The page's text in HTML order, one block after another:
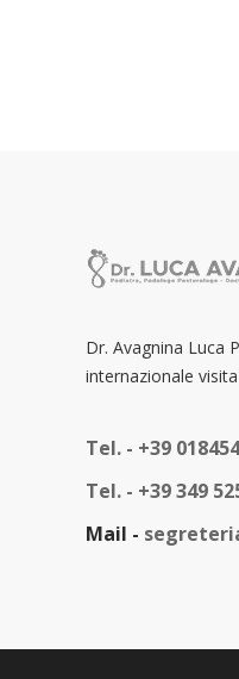
Dr. Avagnina Luca
internazionale
Tel. - +39
Tel. - +39 349
Mail -